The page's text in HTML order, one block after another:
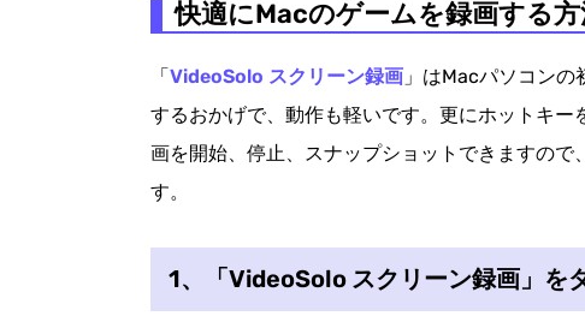
快適にMacのゲームを録画する方
「VideoSolo スクリーン録画」はMacパソコンの
するおかげで、動作も軽いです。更にホットキ
画を開始、停止、スナップショットできますの
す。
1、「VideoSolo スクリーン録画」を